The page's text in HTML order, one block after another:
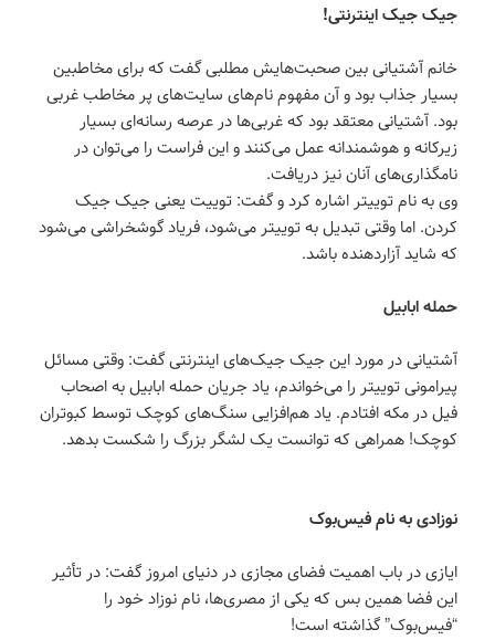
جیک جیک اینترنتی!
خانم آشتیانی بین صحبت‌هایش مطلبی گفت که برای مخاطبین
بسیار جذاب بود و آن مفهوم نام‌های سایت‌های پر مخاطب غربی
بود. آشتیانی معتقد بود که غربی‌ها در عرصه رسانه‌ای بسیار
زیرکانه و هوشمندانه عمل می‌کنند و این فراست را می‌توان در
نامگذاری‌های آنان نیز دریافت.
وی به نام توییتر اشاره کرد و گفت: توییت یعنی جیک جیک
کردن. اما وقتی تبدیل به توییتر می‌شود، فریاد گوشخراشی می‌شود
که شاید آزاردهنده باشد.
حمله ابابیل
آشتیانی در مورد این جیک جیک‌های اینترنتی گفت: وقتی مسائل
پیرامونی توییتر را می‌خواندم، یاد جریان حمله ابابیل به اصحاب
فیل در مکه افتادم. یاد هم‌افزایی سنگ‌های کوچک توسط کبوتران
کوچک! همراهی که توانست یک لشگر بزرگ را شکست بدهد.
نوزادی به نام فیس‌بوک
ایازی در باب اهمیت فضای مجازی در دنیای امروز گفت: در تأثیر
این فضا همین بس که یکی از مصری‌ها، نام نوزاد خود را
“فیس‌بوک” گذاشته است!